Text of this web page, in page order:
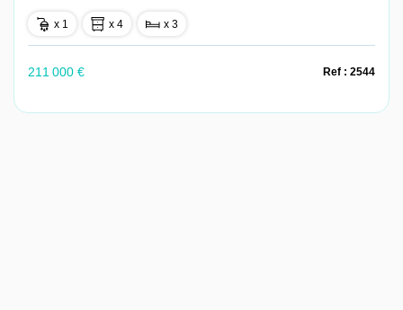
x 1 x 4 x 3
211 000 € Ref : 2544